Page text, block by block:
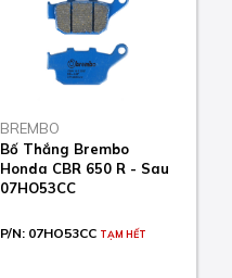
BREMBO
Bố Thắng Brembo
Honda CBR 650 R - Sau
07HO53CC
P/N: 07HO53CC TẠM HẾT